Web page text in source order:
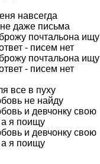
навсегда
даже письма
почтальона ищу
- писем нет
почтальона ищу
- писем нет
все в пуху
не найду
и девчонку свою
а я поищу
и девчонку свою
а я поищу